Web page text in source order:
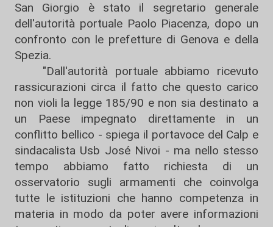
San Giorgio è stato il segretario generale
dell'autorità portuale Paolo Piacenza, dopo un
confronto con le prefetture di Genova e della
Spezia.
"Dall'autorità portuale abbiamo ricevuto
rassicurazioni circa il fatto che questo carico
non violi la legge 185/90 e non sia destinato a
un Paese impegnato direttamente in un
conflitto bellico - spiega il portavoce del Calp e
sindacalista Usb José Nivoi - ma nello stesso
tempo abbiamo fatto richiesta di un
osservatorio sugli armamenti che coinvolga
tutte le istituzioni che hanno competenza in
materia in modo da poter avere informazioni